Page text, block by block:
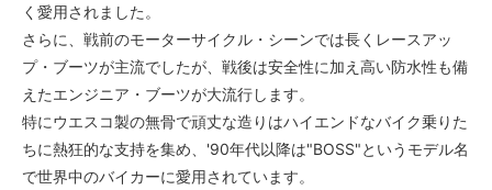
く愛用されました。
さらに、戦前のモーターサイクル・シーンでは長くレースアッ
プ・ブーツが主流でしたが、戦後は安全性に加え高い防水性も備
えたエンジニア・ブーツが大流行します。
特にウエスコ製の無骨で頑丈な造りはハイエンドなバイク乗りた
ちに熱狂的な支持を集め、'90年代以降は"BOSS"というモデル名
で世界中のバイカーに愛用されています。